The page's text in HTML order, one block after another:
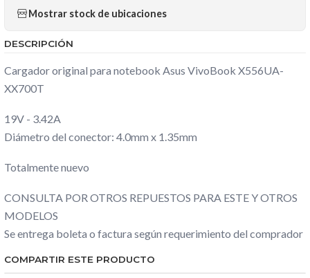
Mostrar stock de ubicaciones
DESCRIPCIÓN
Cargador original para notebook Asus VivoBook X556UA-
XX700T
19V - 3.42A
Diámetro del conector: 4.0mm x 1.35mm
Totalmente nuevo
CONSULTA POR OTROS REPUESTOS PARA ESTE Y OTROS
MODELOS
Se entrega boleta o factura según requerimiento del comprador
COMPARTIR ESTE PRODUCTO